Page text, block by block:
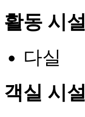
활동 시설
다실
객실 시설